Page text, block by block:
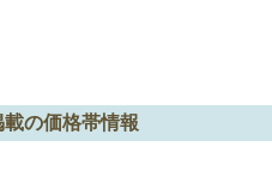
の価格帯情報